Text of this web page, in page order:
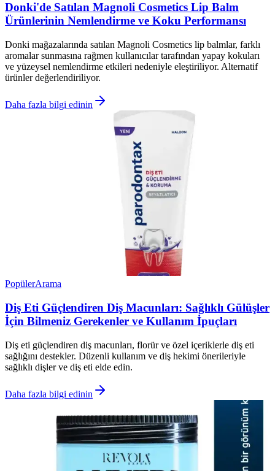
Donki'de Satılan Magnoli Cosmetics Lip Balm
Ürünlerinin Nemlendirme ve Koku Performansı
Donki mağazalarında satılan Magnoli Cosmetics lip balmlar, farklı
aromalar sunmasına rağmen kullanıcılar tarafından yapay kokuları
ve yüzeysel nemlendirme etkileri nedeniyle eleştiriliyor. Alternatif
ürünler değerlendiriliyor.
Daha fazla bilgi edinin
PopülerArama
Diş Eti Güçlendiren Diş Macunları: Sağlıklı Gülüşler
İçin Bilmeniz Gerekenler ve Kullanım İpuçları
Diş eti güçlendiren diş macunları, florür ve özel içeriklerle diş eti
sağlığını destekler. Düzenli kullanım ve diş hekimi önerileriyle
sağlıklı dişler ve diş eti elde edin.
Daha fazla bilgi edinin